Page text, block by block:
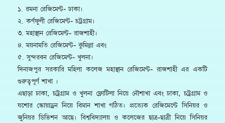
১. রমনা রেজিমেণ্ট- ঢাকা।
২. কর্ণফুলী রেজিমেণ্ট- চট্রগ্রাম।
৩. মহাস্থান রেজিমেণ্ট- রাজশাহী।
৪. ময়নামতি রেজিমেণ্ট- কুমিল্লা এবং
৫. সুন্দরবন রেজিমেণ্ট- খুলনা।
দিনাজপুর সরকারি মহিলা কলেজ মহাস্থান রেজিমেণ্ট- রাজশাহী এর একটি
গুরুত্বপূর্ণ শাখা ।
এছাড়া ঢাকা, চট্র্রগ্রাম ও খুলনা ফ্লোটিলা নিয়ে নৌশাখা এবং ঢাকা, চট্র্রগ্রাম ও
যশোর স্কোয়াড্রন নিয়ে বিমান শাখা গঠিত। প্রত্যেক রেজিমেণ্টে সিনিয়র ও
জুনিয়র ডিভিশন আছে। বিশ্ববিদ্যালয় ও কলেজের ছাত্র-ছাত্রী নিয়ে সিনিয়র